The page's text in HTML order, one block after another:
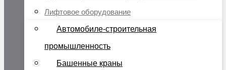
Лифтовое оборудование
Автомобиле-строительная
промышленность
Башенные краны